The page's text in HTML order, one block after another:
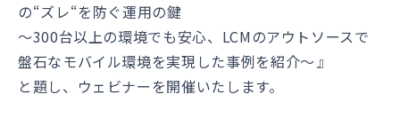
の“ズレ“を防ぐ運用の鍵
〜300台以上の環境でも安心、LCMのアウトソースで
盤石なモバイル環境を実現した事例を紹介～ 』
と題し、ウェビナーを開催いたします。